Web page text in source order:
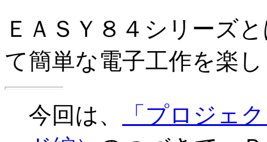
ＥＡＳＹ８４シリーズ
て簡単な電子工作を楽
今回は、
「プロジェ